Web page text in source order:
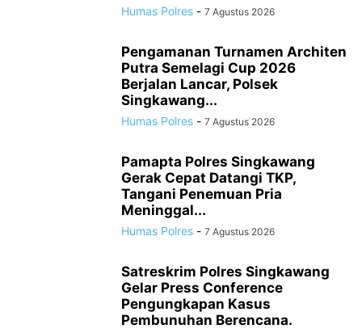
Humas Polres - 7 Agustus 2026
Pengamanan Turnamen Architen
Putra Semelagi Cup 2026
Berjalan Lancar, Polsek
Singkawang...
Humas Polres - 7 Agustus 2026
Pamapta Polres Singkawang
Gerak Cepat Datangi TKP,
Tangani Penemuan Pria
Meninggal...
Humas Polres - 7 Agustus 2026
Satreskrim Polres Singkawang
Gelar Press Conference
Pengungkapan Kasus
Pembunuhan Berencana.